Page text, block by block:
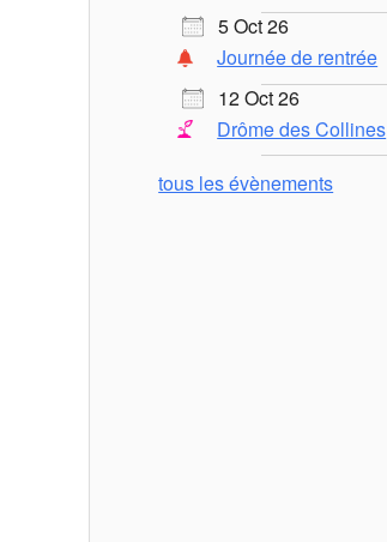
5 Oct 26
Journée de rentrée
12 Oct 26
Drôme des Collines
tous les évènements